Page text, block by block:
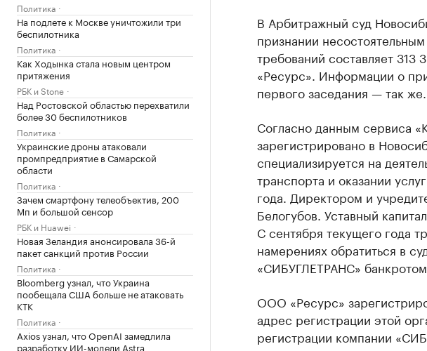
Политика
На подлете к Москве уничтожили три
беспилотника
Политика
Как Ходынка стала новым центром
притяжения
РБК и Stone
Над Ростовской областью перехватили
более 30 беспилотников
Политика
Украинские дроны атаковали
промпредприятие в Самарской
области
Политика
Зачем смартфону телеобъектив, 200
Мп и большой сенсор
РБК и Huawei
Новая Зеландия анонсировала 36-й
пакет санкций против России
Политика
Bloomberg узнал, что Украина
пообещала США больше не атаковать
КТК
Политика
Axios узнал, что OpenAI замедлила
разработку ИИ-модели Astra
В Арбитражный суд
признании
требований составляет
«Ресурс». Информации о
первого заседания — так же.
Согласно данным сервиса
зарегистрировано в
специализируется на
транспорта и оказании
года. Директором и
Белогубов. Уставный
С сентября текущего года
намерениях обратиться в
«СИБУГЛЕТРАНС» банкротом.
ООО «Ресурс»
адрес регистрации этой
регистрации компании